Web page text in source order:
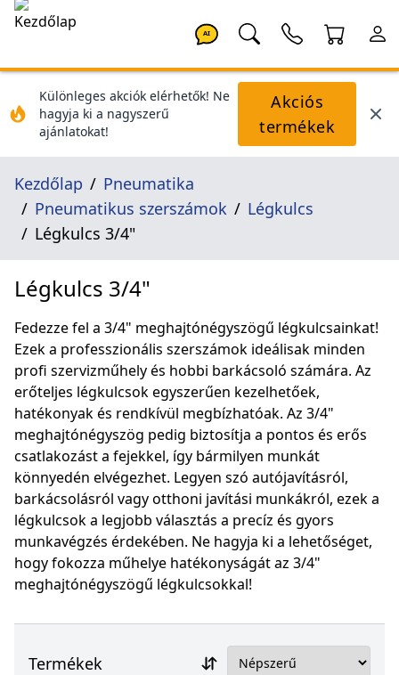
AI
Különleges akciók elérhetők! Ne
hagyja ki a nagyszerű
ajánlatokat!
Akciós
termékek
Kezdőlap
Pneumatika
Pneumatikus szerszámok
Légkulcs
Légkulcs 3/4"
Légkulcs 3/4"
Fedezze fel a 3/4" meghajtónégyszögű légkulcsainkat!
Ezek a professzionális szerszámok ideálisak minden
profi szervizműhely és hobbi barkácsoló számára. Az
erőteljes légkulcsok egyszerűen kezelhetőek,
hatékonyak és rendkívül megbízhatóak. Az 3/4"
meghajtónégyszög pedig biztosítja a pontos és erős
csatlakozást a fejekkel, így bármilyen munkát
könnyedén elvégezhet. Legyen szó autójavításról,
barkácsolásról vagy otthoni javítási munkákról, ezek a
légkulcsok a legjobb választás a precíz és gyors
munkavégzés érdekében. Ne hagyja ki a lehetőséget,
hogy fokozza műhelye hatékonyságát az 3/4"
meghajtónégyszögű légkulcsokkal!
Termékek